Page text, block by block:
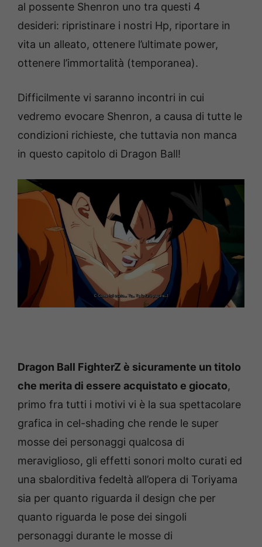
al possente Shenron uno tra questi 4
desideri: ripristinare i nostri Hp, riportare in
vita un alleato, ottenere l’ultimate power,
ottenere l’immortalità (temporanea).
Difficilmente vi saranno incontri in cui
vedremo evocare Shenron, a causa di tutte le
condizioni richieste, che tuttavia non manca
in questo capitolo di Dragon Ball!
Dragon Ball FighterZ è sicuramente un titolo
che merita di essere acquistato e giocato,
primo fra tutti i motivi vi è la sua spettacolare
grafica in cel-shading che rende le super
mosse dei personaggi qualcosa di
meraviglioso, gli effetti sonori molto curati ed
una sbalorditiva fedeltà all’opera di Toriyama
sia per quanto riguarda il design che per
quanto riguarda le pose dei singoli
personaggi durante le mosse di